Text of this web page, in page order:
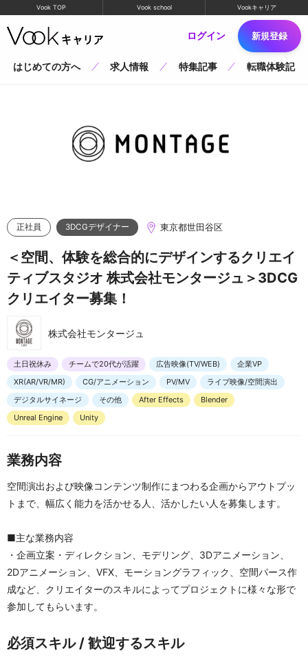
Vook TOP Vook school Vookキャリア
ログイン 新規登録
はじめての方へ 求人情報 特集記事 転職体験記
正社員 3DCGデザイナー 東京都世田谷区
＜空間、体験を総合的にデザインするクリエイ
ティブスタジオ 株式会社モンタージュ＞3DCG
クリエイター募集！
株式会社モンタージュ
土日祝休み チームで20代が活躍 広告映像(TV/WEB)
企業VP
XR(AR/VR/MR)
CG/アニメーション PV/MV
ライブ映像/空間演出
デジタルサイネージ
その他 After Effects
Blender
Unreal Engine
Unity
業務内容
空間演出および映像コンテンツ制作にまつわる企画からアウトプッ
トまで、幅広く能力を活かせる人、活かしたい人を募集します。
■主な業務内容
・企画立案・ディレクション、モデリング、3Dアニメーション、
2Dアニメーション、VFX、モーショングラフィック、空間パース作
成など、クリエイターのスキルによってプロジェクトに様々な形で
参加してもらいます。
必須スキル / 歓迎するスキル